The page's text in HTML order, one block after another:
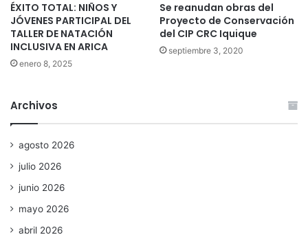
ÉXITO TOTAL: NIÑOS Y
JÓVENES PARTICIPAL DEL
TALLER DE NATACIÓN
INCLUSIVA EN ARICA
enero 8, 2025
Se reanudan obras del
Proyecto de Conservación
del CIP CRC Iquique
septiembre 3, 2020
Archivos
agosto 2026
julio 2026
junio 2026
mayo 2026
abril 2026